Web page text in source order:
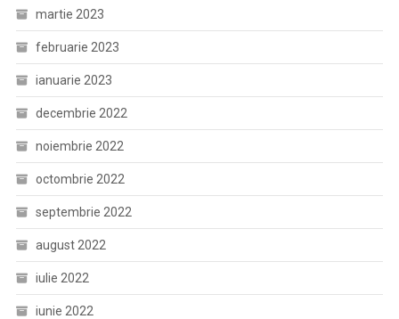
martie 2023
februarie 2023
ianuarie 2023
decembrie 2022
noiembrie 2022
octombrie 2022
septembrie 2022
august 2022
iulie 2022
iunie 2022